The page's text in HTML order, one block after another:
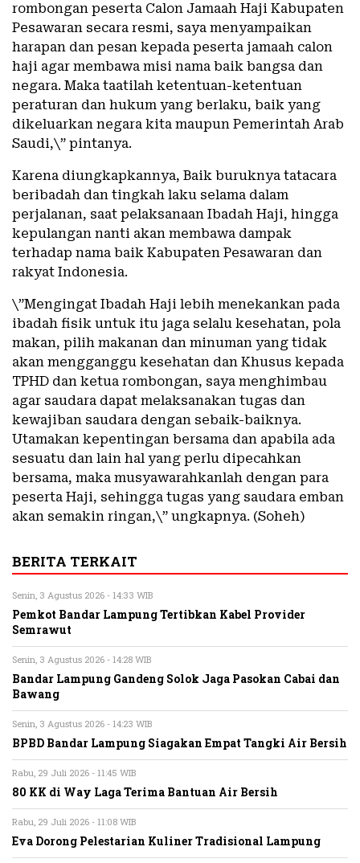
rombongan peserta Calon Jamaah Haji Kabupaten
Pesawaran secara resmi, saya menyampaikan
harapan dan pesan kepada peserta jamaah calon
haji agar membawa misi nama baik bangsa dan
negara. Maka taatilah ketentuan-ketentuan
peraturan dan hukum yang berlaku, baik yang
dikeluarkan negara kita maupun Pemerintah Arab
Saudi,\” pintanya.
Karena diungkapkannya, Baik buruknya tatacara
beribadah dan tingkah laku selama dalam
perjalanan, saat pelaksanaan Ibadah Haji, hingga
kepulangan nanti akan membawa dampak
terhadap nama baik Kabupaten Pesawaran dan
rakyat Indonesia.
\”Mengingat Ibadah Haji lebih menekankan pada
ibadah fisik untuk itu jaga selalu kesehatan, pola
makan, pilih makanan dan minuman yang tidak
akan mengganggu kesehatan dan Khusus kepada
TPHD dan ketua rombongan, saya menghimbau
agar saudara dapat melaksanakan tugas dan
kewajiban saudara dengan sebaik-baiknya.
Utamakan kepentingan bersama dan apabila ada
sesuatu dan lain hal yang perlu dipecahkan
bersama, maka musyawarahkanlah dengan para
peserta Haji, sehingga tugas yang saudara emban
akan semakin ringan,\” ungkapnya. (Soheh)
BERITA TERKAIT
Senin, 3 Agustus 2026 - 14:33 WIB
Pemkot Bandar Lampung Tertibkan Kabel Provider
Semrawut
Senin, 3 Agustus 2026 - 14:28 WIB
Bandar Lampung Gandeng Solok Jaga Pasokan Cabai dan
Bawang
Senin, 3 Agustus 2026 - 14:23 WIB
BPBD Bandar Lampung Siagakan Empat Tangki Air Bersih
Rabu, 29 Juli 2026 - 11:45 WIB
80 KK di Way Laga Terima Bantuan Air Bersih
Rabu, 29 Juli 2026 - 11:08 WIB
Eva Dorong Pelestarian Kuliner Tradisional Lampung